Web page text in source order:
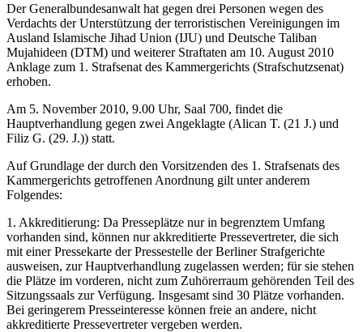
Der Generalbundesanwalt hat gegen drei Personen wegen des
Verdachts der Unterstützung der terroristischen Vereinigungen im
Ausland Islamische Jihad Union (IJU) und Deutsche Taliban
Mujahideen (DTM) und weiterer Straftaten am 10. August 2010
Anklage zum 1. Strafsenat des Kammergerichts (Strafschutzsenat)
erhoben.
Am 5. November 2010, 9.00 Uhr, Saal 700, findet die
Hauptverhandlung gegen zwei Angeklagte (Alican T. (21 J.) und
Filiz G. (29. J.)) statt.
Auf Grundlage der durch den Vorsitzenden des 1. Strafsenats des
Kammergerichts getroffenen Anordnung gilt unter anderem
Folgendes:
1. Akkreditierung: Da Presseplätze nur in begrenztem Umfang
vorhanden sind, können nur akkreditierte Pressevertreter, die sich
mit einer Pressekarte der Pressestelle der Berliner Strafgerichte
ausweisen, zur Hauptverhandlung zugelassen werden; für sie stehen
die Plätze im vorderen, nicht zum Zuhörerraum gehörenden Teil des
Sitzungssaals zur Verfügung. Insgesamt sind 30 Plätze vorhanden.
Bei geringerem Presseinteresse können freie an andere, nicht
akkreditierte Pressevertreter vergeben werden.